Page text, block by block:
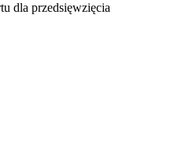
dla przedsięwzięcia